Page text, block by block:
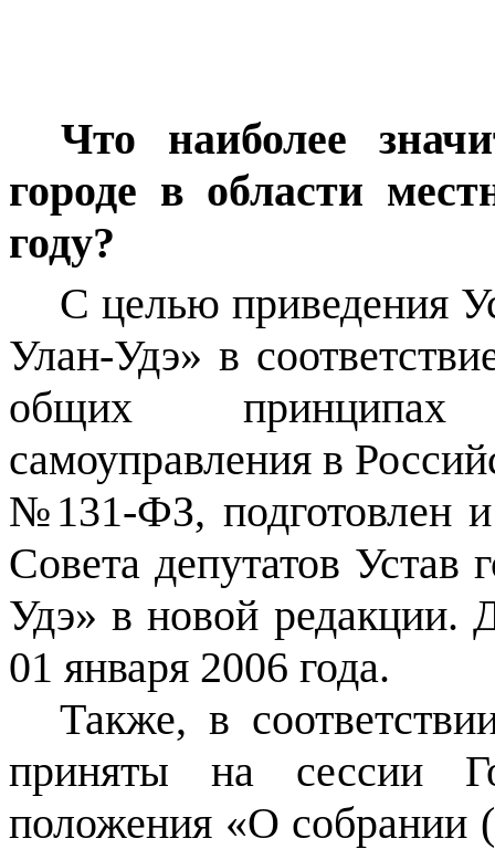
Что наиболее
городе в области
году?
С целью приведения
Улан-Удэ» в
общих принципах
самоуправления в
№131-ФЗ, подготовлен и
Совета депутатов Устав
Удэ» в новой редакции.
01 января 2006 года.
Также, в
приняты на сессии
положения «О собрании